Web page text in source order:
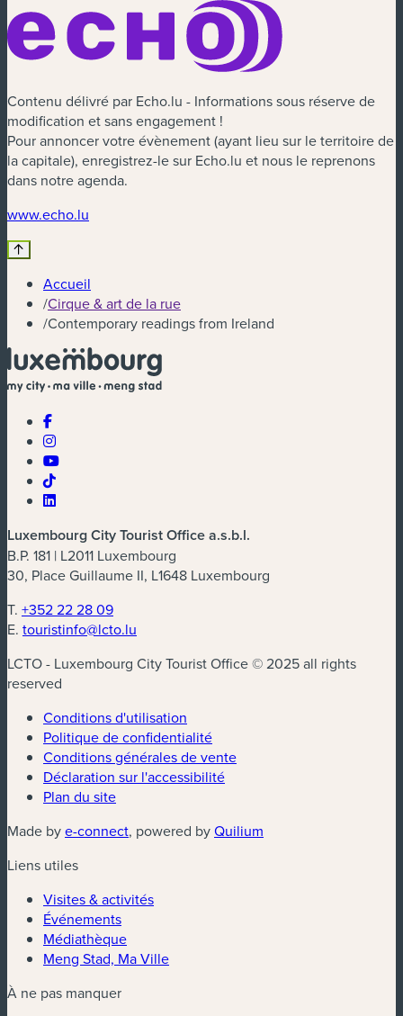
Contenu délivré par Echo.lu - Informations sous réserve de
modification et sans engagement !
Pour annoncer votre évènement (ayant lieu sur le territoire de
la capitale), enregistrez-le sur Echo.lu et nous le reprenons
dans notre agenda.
www.echo.lu
Accueil
/Cirque & art de la rue
/Contemporary readings from Ireland
Luxembourg City Tourist Office a.s.b.l.
B.P. 181 | L2011 Luxembourg
30, Place Guillaume II, L1648 Luxembourg
T. +352 22 28 09
E. touristinfo@lcto.lu
LCTO - Luxembourg City Tourist Office © 2025 all rights
reserved
Conditions d'utilisation
Politique de confidentialité
Conditions générales de vente
Déclaration sur l'accessibilité
Plan du site
Made bye-connect(nouvelle fenêtre)
, powered byQuilium
Liens utiles
Visites & activités
Événements
Médiathèque
Meng Stad, Ma Ville
À ne pas manquer